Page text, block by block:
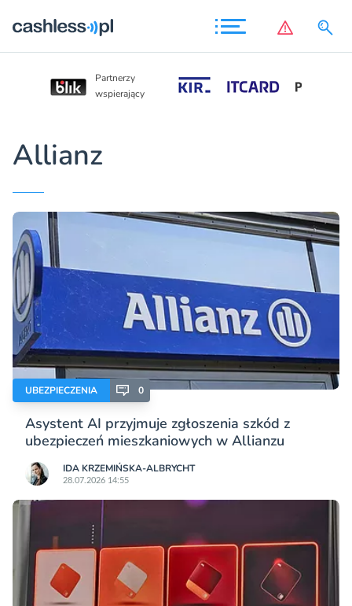
Partnerzy
wspierający
Allianz
UBEZPIECZENIA 0
Asystent AI przyjmuje zgłoszenia szkód z
ubezpieczeń mieszkaniowych w Allianzu
IDA KRZEMIŃSKA-ALBRYCHT
28.07.2026 14:55